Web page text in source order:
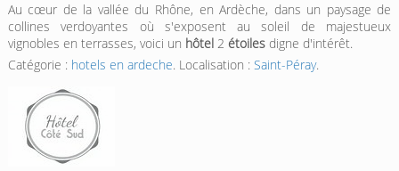
Au cœur de la vallée du Rhône, en Ardèche, dans un paysage de
collines verdoyantes où s'exposent au soleil de majestueux
vignobles en terrasses, voici un hôtel2 étoilesdigne d'intérêt.
Catégorie : hotels en ardeche. Localisation : Saint-Péray.